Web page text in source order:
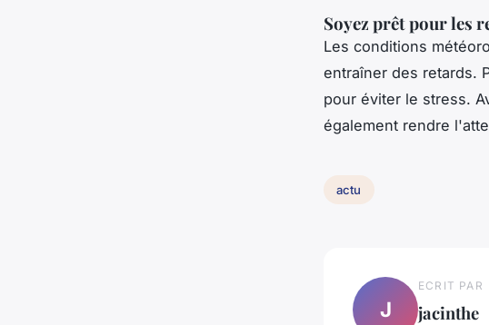
Soyez prêt pour les
Les conditions
entraîner des retards.
pour éviter le stress.
également rendre
actu
J
ECRIT PAR
jacinthe